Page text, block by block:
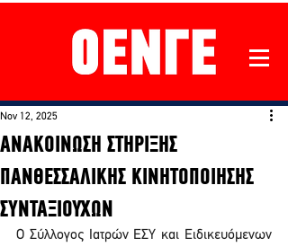
ΑΝΑΚΟΙΝΩΣΗ ΣΤΗΡΙΞΗΣ
ΠΑΝΘΕΣΣΑΛΙΚΗΣ ΚΙΝΗΤΟΠΟΙΗΣΗΣ
ΣΥΝΤΑΞΙΟΥΧΩΝ
Nov 12, 2025
Ο Σύλλογος Ιατρών ΕΣΥ και Ειδικευόμενων